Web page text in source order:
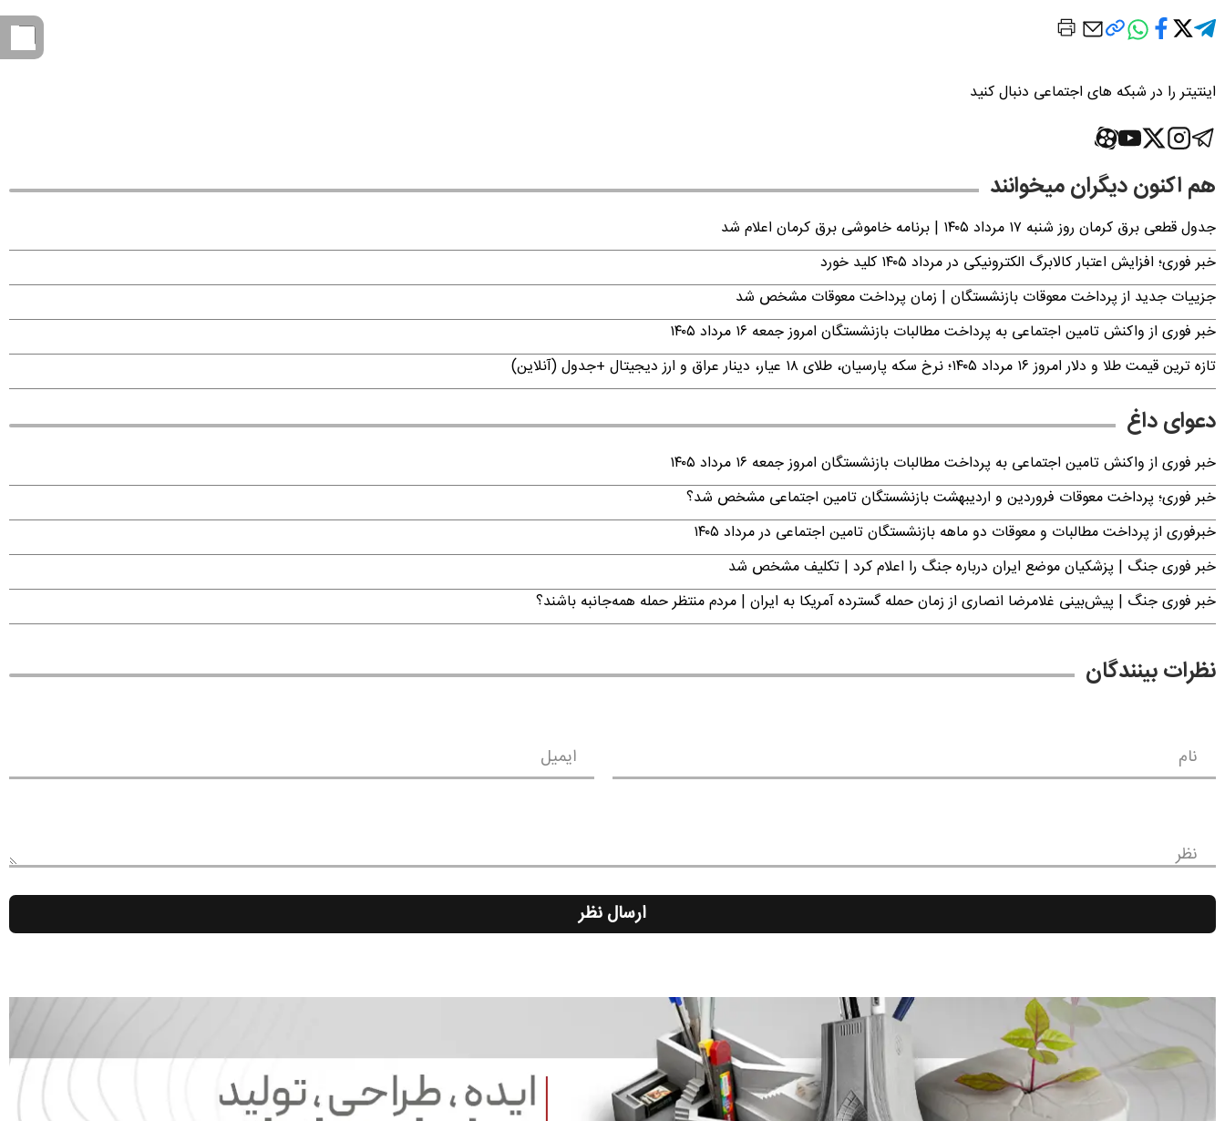
اینتیتر را در شبکه های اجتماعی دنبال کنید
هم اکنون دیگران میخوانند
جدول قطعی برق کرمان روز شنبه ۱۷ مرداد ۱۴۰۵ | برنامه خاموشی برق کرمان اعلام شد
خبر فوری؛ افزایش اعتبار کالابرگ الکترونیکی در مرداد ۱۴۰۵ کلید خورد
جزییات جدید از پرداخت معوقات بازنشستگان | زمان پرداخت معوقات مشخص شد
خبر فوری از واکنش تامین اجتماعی به پرداخت مطالبات بازنشستگان امروز جمعه ۱۶ مرداد ۱۴۰۵
تازه ترین قیمت طلا و دلار امروز ۱۶ مرداد ۱۴۰۵؛ نرخ سکه پارسیان، طلای ۱۸ عیار، دینار عراق و ارز دیجیتال +جدول (آنلاین)
دعوای داغ
خبر فوری از واکنش تامین اجتماعی به پرداخت مطالبات بازنشستگان امروز جمعه ۱۶ مرداد ۱۴۰۵
خبر فوری؛ پرداخت معوقات فروردین و اردیبهشت بازنشستگان تامین اجتماعی مشخص شد؟
خبرفوری از پرداخت مطالبات و معوقات دو ماهه بازنشستگان تامین اجتماعی در مرداد ۱۴۰۵
خبر فوری جنگ | پزشکیان موضع ایران درباره جنگ را اعلام کرد | تکلیف مشخص شد
خبر فوری جنگ | پیش‌بینی غلامرضا انصاری از زمان حمله گسترده آمریکا به ایران | مردم منتظر حمله همه‌جانبه باشند؟
نظرات بینندگان
نام ایمیل
نظر
ارسال نظر